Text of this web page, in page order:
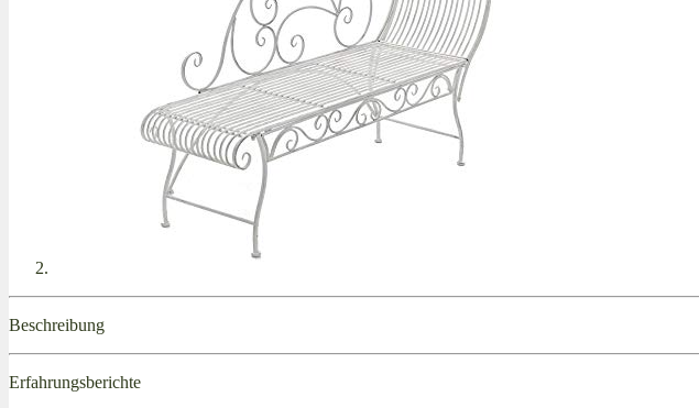
Beschreibung
Erfahrungsberichte